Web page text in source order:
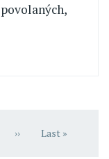
Následující stránka
›› Poslední
Last »